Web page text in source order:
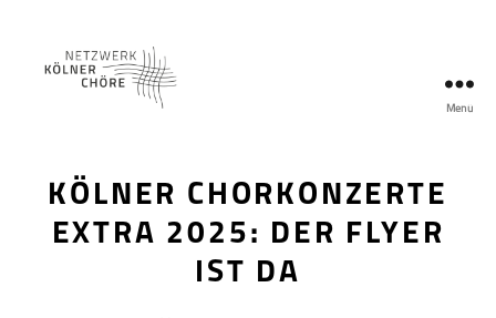
Menü
KÖLNER CHORKONZERTE
EXTRA 2025: DER FLYER
IST DA